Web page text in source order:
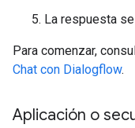
La respuesta
Para comenzar,
Chat con Dialogflow.
Aplicación o